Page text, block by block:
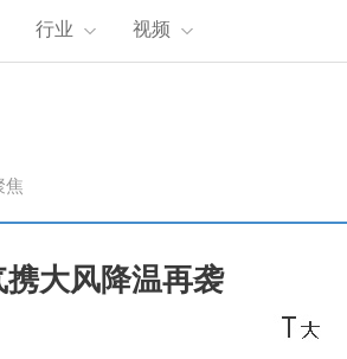
行业 视频
焦
大风降温再袭